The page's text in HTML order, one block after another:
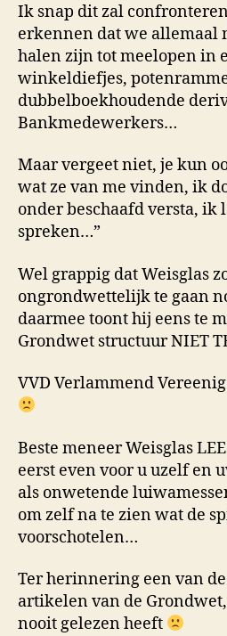
Ik snap dit zal
erkennen dat we allemaal
halen zijn tot meelopen in
winkeldiefjes,
dubbelboekhoudende
Bankmedewerkers…
Maar vergeet niet, je kun
wat ze van me vinden, ik
onder beschaafd versta, ik
spreken…”
Wel grappig dat Weisglas
ongrondwettelijk te gaan
daarmee toont hij eens te
Grondwet structuur NIET
VVD Verlammend
Beste meneer Weisglas
eerst even voor u uzelf en
als onwetende
om zelf na te zien wat de
voorschotelen…
Ter herinnering een van
artikelen van de
nooit gelezen heeft